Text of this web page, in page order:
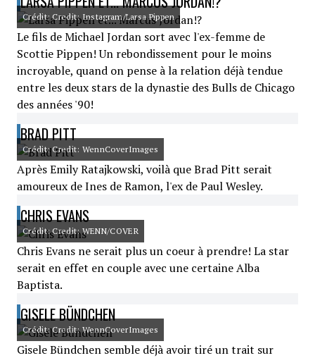
Crédit: Credit: Instagram/Larsa Pippen
Le fils de Michael Jordan sort avec l'ex-femme de
Scottie Pippen! Un rebondissement pour le moins
incroyable, quand on pense à la relation déjà tendue
entre les deux stars de la dynastie des Bulls de Chicago
des années '90!
BRAD PITT
Crédit: Credit: WennCoverImages
Après Emily Ratajkowski, voilà que Brad Pitt serait
amoureux de Ines de Ramon, l'ex de Paul Wesley.
CHRIS EVANS
Crédit: Credit: WENN/COVER
Chris Evans ne serait plus un coeur à prendre! La star
serait en effet en couple avec une certaine Alba
Baptista.
GISELE BÜNDCHEN
Crédit: Credit: WennCoverImages
Gisele Bündchen semble déjà avoir tiré un trait sur